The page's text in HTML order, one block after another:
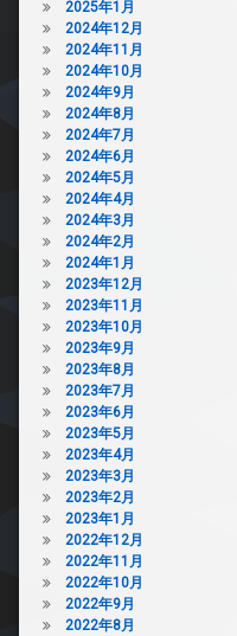
2025年1月
2024年12月
2024年11月
2024年10月
2024年9月
2024年8月
2024年7月
2024年6月
2024年5月
2024年4月
2024年3月
2024年2月
2024年1月
2023年12月
2023年11月
2023年10月
2023年9月
2023年8月
2023年7月
2023年6月
2023年5月
2023年4月
2023年3月
2023年2月
2023年1月
2022年12月
2022年11月
2022年10月
2022年9月
2022年8月